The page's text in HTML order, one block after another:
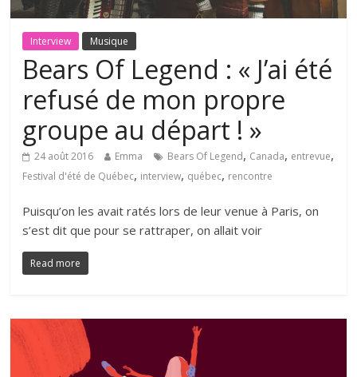
Interview Musique
Bears Of Legend : « J’ai été
refusé de mon propre
groupe au départ ! »
24 août 2016 Emma Bears Of Legend, Canada, entrevue,
Festival d'été de Québec, interview, québec, rencontre
Puisqu’on les avait ratés lors de leur venue à Paris, on
s’est dit que pour se rattraper, on allait voir
Read more